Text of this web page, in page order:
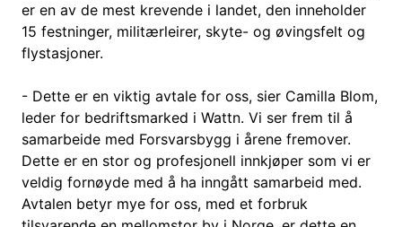
er en av de mest krevende i landet, den inneholder
15 festninger, militærleirer, skyte- og øvingsfelt og
flystasjoner.
- Dette er en viktig avtale for oss, sier Camilla Blom,
leder for bedriftsmarked i Wattn. Vi ser frem til å
samarbeide med Forsvarsbygg i årene fremover.
Dette er en stor og profesjonell innkjøper som vi er
veldig fornøyde med å ha inngått samarbeid med.
Avtalen betyr mye for oss, med et forbruk